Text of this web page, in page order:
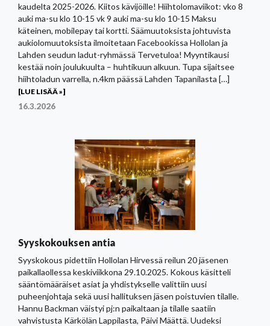
kaudelta 2025-2026. Kiitos kävijöille! Hiihtolomaviikot: vko 8
auki ma-su klo 10-15 vk 9 auki ma-su klo 10-15 Maksu
käteinen, mobilepay tai kortti. Säämuutoksista johtuvista
aukiolomuutoksista ilmoitetaan Facebookissa Hollolan ja
Lahden seudun ladut-ryhmässä Tervetuloa! Myyntikausi
kestää noin joulukuulta – huhtikuun alkuun. Tupa sijaitsee
hiihtoladun varrella, n.4km päässä Lahden Tapanilasta […]
[LUE LISÄÄ »]
16.3.2026
Syyskokouksen antia
Syyskokous pidettiin Hollolan Hirvessä reilun 20 jäsenen
paikallaollessa keskiviikkona 29.10.2025. Kokous käsitteli
sääntömääräiset asiat ja yhdistykselle valittiin uusi
puheenjohtaja sekä uusi hallituksen jäsen poistuvien tilalle.
Hannu Backman väistyi pj:n paikaltaan ja tilalle saatiin
vahvistusta Kärkölän Lappilasta, Päivi Määttä. Uudeksi